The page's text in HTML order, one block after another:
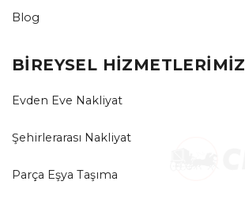
Blog
BİREYSEL HİZMETLERİMİZ
Evden Eve Nakliyat
Şehirlerarası Nakliyat
Parça Eşya Taşıma